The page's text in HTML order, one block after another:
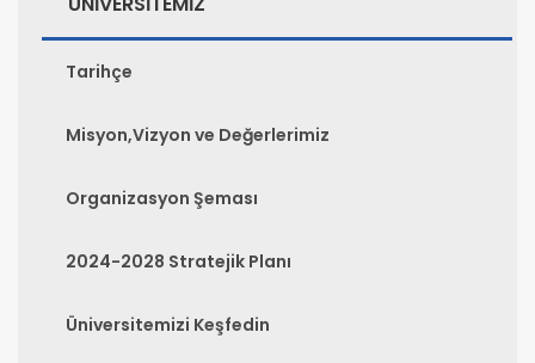
Tarihçe
Misyon,Vizyon ve Değerlerimiz
Organizasyon Şeması
2024-2028 Stratejik Planı
Üniversitemizi Keşfedin